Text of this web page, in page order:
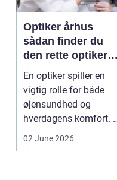
Optiker århus
sådan finder du
den rette optiker i
byen
En optiker spiller en
vigtig rolle for både
øjensundhed og
hverdagens komfort. I
en by som Aarhus, h...
02 June 2026